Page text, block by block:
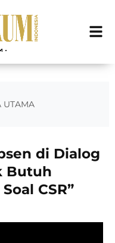
UTAMA
di Dialog
Butuh
CSR”